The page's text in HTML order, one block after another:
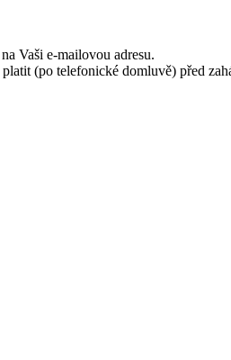
Vaši e-mailovou adresu.
(po telefonické domluvě) před